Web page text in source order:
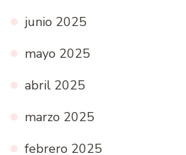
junio 2025
mayo 2025
abril 2025
marzo 2025
febrero 2025